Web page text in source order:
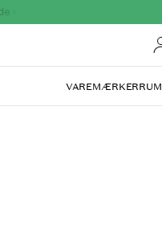
VAREMÆRKERRUM